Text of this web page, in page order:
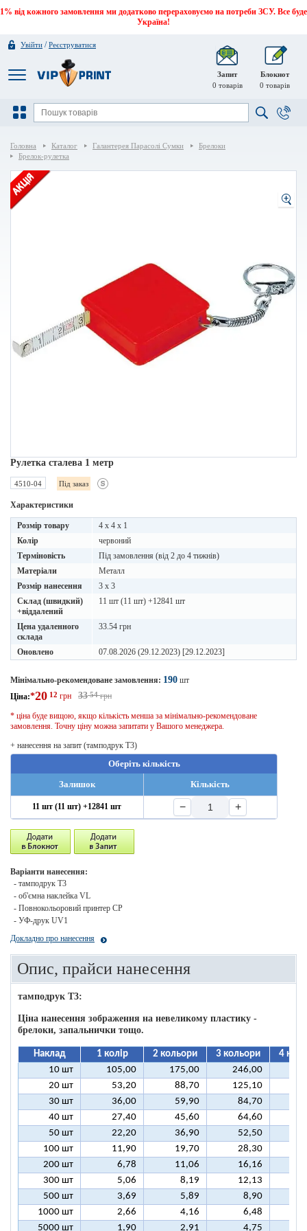
1% від кожного замовлення ми додатково перераховуємо на потреби ЗСУ. Все буде
Україна!
Увійти /Реєструватися
Запит
0 товарів
Блокнот
0 товарів
Головна Каталог Галантерея Парасолі Сумки
Брелоки
Брелок-рулетка
Рулетка сталева 1 метр
4510-04 Під заказ
Характеристики
Розмір товару
4 x 4 x 1
Колір
червоний
Терміновість
Під замовлення (від 2 до 4 тижнів)
Матеріали
Металл
Розмір нанесення
3 x 3
Склад (швидкий)
+віддалений
11 шт (11 шт) +12841 шт
Цена удаленного
склада
33.54 грн
Оновлено 07.08.2026 (29.12.2023) [29.12.2023]
Мінімально-рекомендоване замовлення: 190 шт
Ціна:*20 12 грн 3354грн
* ціна буде вищою, якщо кількість менша за мінімально-рекомендоване
замовлення. Точну ціну можна запитати у Вашого менеджера.
+ нанесення на запит (тамподрук T3)
Оберіть кількість
Залишок
Кількість
11 шт (11 шт) +12841 шт − +
Варіанти нанесення:
- тамподрук T3
- об'ємна наклейка VL
- Повнокольоровий принтер CP
- УФ-друк UV1
Докладно про нанесення
Опис, прайси нанесення
тамподрук T3:
Ціна нанесення зображення на невеликому пластику -
брелоки, запальнички тощо.
Наклад 1 колір 2 кольори 3 кольори
4
10 шт
105,00 175,00 246,00
20 шт
53,20 88,70 125,10
30 шт
36,00 59,90 84,70
40 шт
27,40 45,60 64,60
50 шт
22,20 36,90 52,50
100 шт
11,90 19,70 28,30
200 шт
6,78 11,06 16,16
300 шт
5,06 8,19 12,13
500 шт
3,69 5,89 8,90
1000 шт
2,66 4,16 6,48
5000 шт
1,90 2,91 4,75